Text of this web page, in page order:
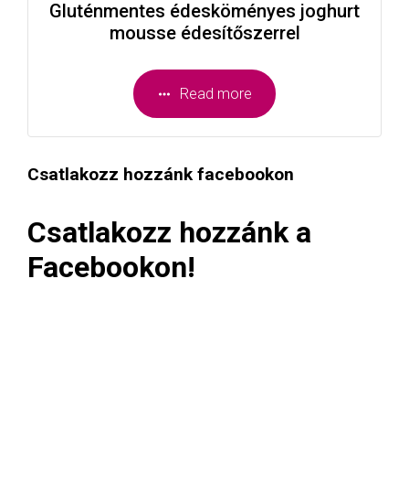
Gluténmentes édesköményes joghurt
mousse édesítőszerrel
Read more
Csatlakozz hozzánk facebookon
Csatlakozz hozzánk a
Facebookon!